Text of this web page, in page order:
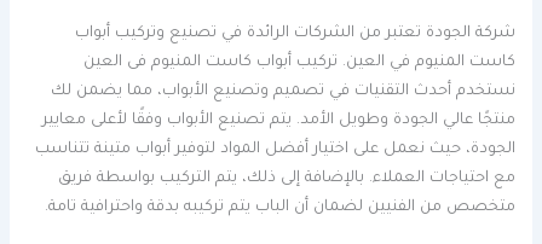
شركة الجودة تعتبر من الشركات الرائدة في تصنيع وتركيب أبواب
كاست المنيوم في العين. تركيب أبواب كاست المنيوم فى العين
نستخدم أحدث التقنيات في تصميم وتصنيع الأبواب، مما يضمن لك
منتجًا عالي الجودة وطويل الأمد. يتم تصنيع الأبواب وفقًا لأعلى معايير
الجودة، حيث نعمل على اختيار أفضل المواد لتوفير أبواب متينة تتناسب
مع احتياجات العملاء. بالإضافة إلى ذلك، يتم التركيب بواسطة فريق
متخصص من الفنيين لضمان أن الباب يتم تركيبه بدقة واحترافية تامة.